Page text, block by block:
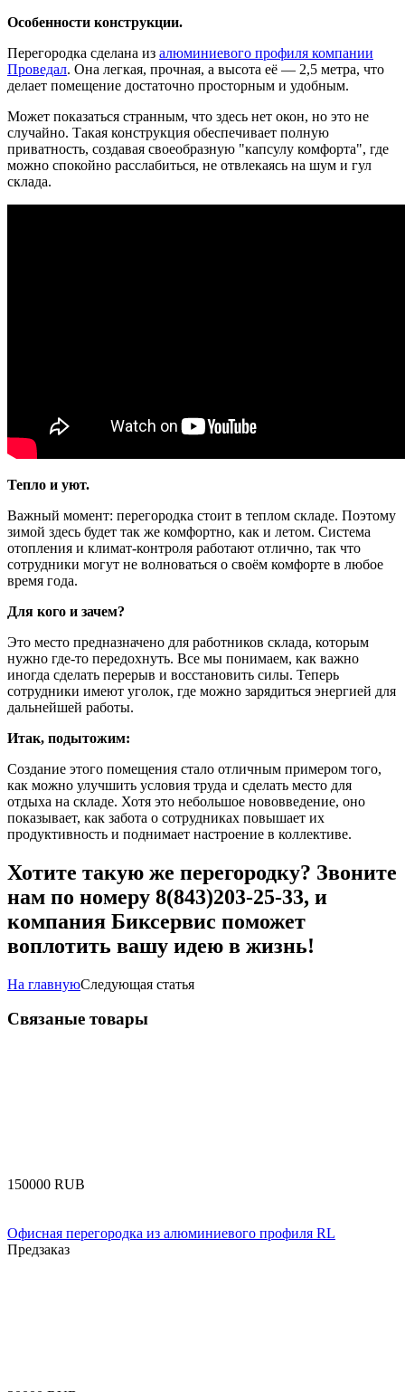
Особенности конструкции.
Перегородка сделана из алюминиевого профиля компании
Проведал. Она легкая, прочная, а высота её — 2,5 метра, что
делает помещение достаточно просторным и удобным.
Может показаться странным, что здесь нет окон, но это не
случайно. Такая конструкция обеспечивает полную
приватность, создавая своеобразную "капсулу комфорта", где
можно спокойно расслабиться, не отвлекаясь на шум и гул
склада.
Тепло и уют.
Важный момент: перегородка стоит в теплом складе. Поэтому
зимой здесь будет так же комфортно, как и летом. Система
отопления и климат-контроля работают отлично, так что
сотрудники могут не волноваться о своём комфорте в любое
время года.
Для кого и зачем?
Это место предназначено для работников склада, которым
нужно где-то передохнуть. Все мы понимаем, как важно
иногда сделать перерыв и восстановить силы. Теперь
сотрудники имеют уголок, где можно зарядиться энергией для
дальнейшей работы.
Итак, подытожим:
Создание этого помещения стало отличным примером того,
как можно улучшить условия труда и сделать место для
отдыха на складе. Хотя это небольшое нововведение, оно
показывает, как забота о сотрудниках повышает их
продуктивность и поднимает настроение в коллективе.
Хотите такую же перегородку? Звоните
нам по номеру 8(843)203-25-33, и
компания Биксервис поможет
воплотить вашу идею в жизнь!
На главнуюСледующая статья
Связаные товары
‍150000‍ RUB
Офисная перегородка из алюминиевого профиля RL
Предзаказ